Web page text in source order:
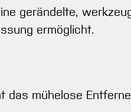
gerändelte,
ermöglicht.
mühelose